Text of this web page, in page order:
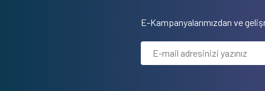
E-Kampanyalarımızdan ve